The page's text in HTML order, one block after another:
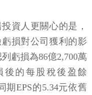
資人更關心的是，
損對公司獲利的影
虧損為86億2,700萬
後的每股稅後盈餘
期EPS的5.34元依舊